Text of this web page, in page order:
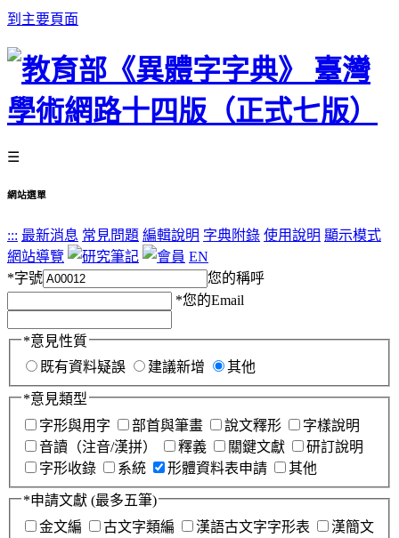
到主要頁面
☰
網站選單
::: 最新消息 常見問題 編輯說明 字典附錄 使用說明 顯示模式
網站導覽
EN
*字號
您的稱呼
*您的Email
*意見性質
既有資料疑誤
建議新增 其他
*意見類型
字形與用字
部首與筆畫 說文釋形
字樣說明
音讀（注音/漢拼）
釋義 關鍵文獻
研訂說明
字形收錄
系統 形體資料表申請 其他
*申請文獻 (最多五筆)
金文編
古文字類編 漢語古文字字形表
漢簡文